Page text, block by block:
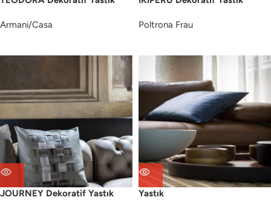
Armani/Casa Poltrona Frau
JOURNEY Dekoratif Yastık Yastık